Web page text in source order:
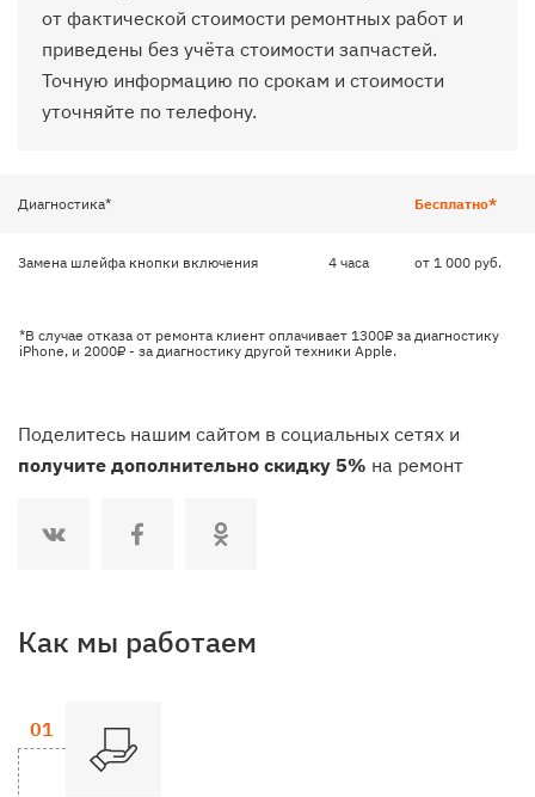
от фактической стоимости ремонтных работ и
приведены без учёта стоимости запчастей.
Точную информацию по срокам и стоимости
уточняйте по телефону.
Диагностика* Бесплатно*
Замена шлейфа кнопки включения 4 часа от 1 000 руб.
*В случае отказа от ремонта клиент оплачивает 1300₽ за диагностику
iPhone, и 2000₽ - за диагностику другой техники Apple.
Поделитесь нашим сайтом в социальных сетях и
получите дополнительно скидку 5% на ремонт
Как мы работаем